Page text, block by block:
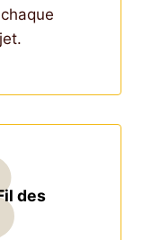
des